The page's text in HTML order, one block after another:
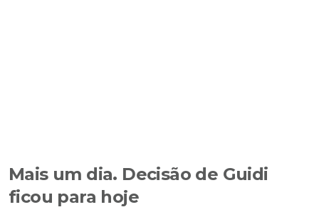
Mais um dia. Decisão de Guidi
ficou para hoje